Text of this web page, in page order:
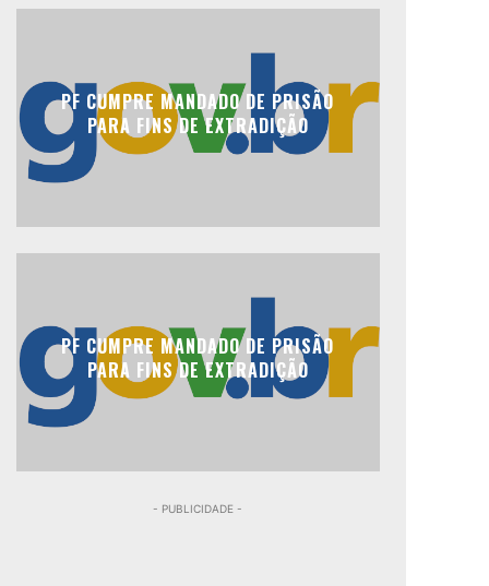
PF CUMPRE MANDADO DE PRISÃO
PARA FINS DE EXTRADIÇÃO
PF CUMPRE MANDADO DE PRISÃO
PARA FINS DE EXTRADIÇÃO
- PUBLICIDADE -